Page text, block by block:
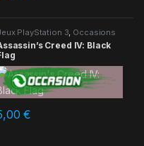
PlayStation 3, Occasions
Creed IV: Black
€